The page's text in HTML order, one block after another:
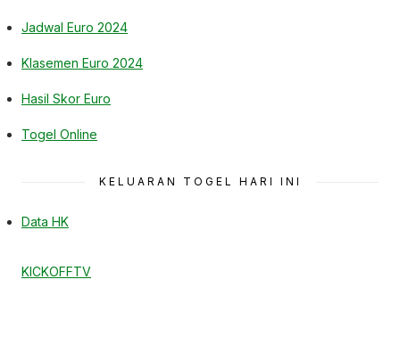
Jadwal Euro 2024
Klasemen Euro 2024
Hasil Skor Euro
Togel Online
KELUARAN TOGEL HARI INI
Data HK
KICKOFFTV